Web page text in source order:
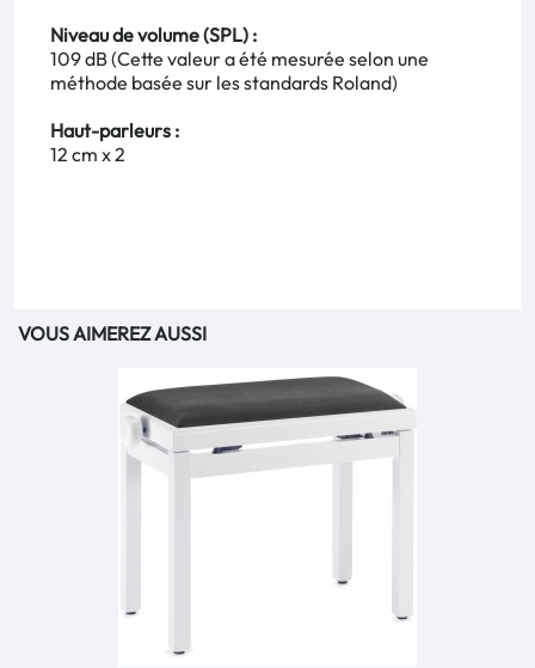
Niveau de volume (SPL) :
109 dB (Cette valeur a été mesurée selon une
méthode basée sur les standards Roland)
Haut-parleurs :
12 cm x 2
VOUS AIMEREZ AUSSI